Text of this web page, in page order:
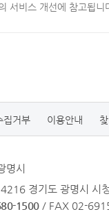
서비스 개선에 참고됩니
집거부 이용안내
명시
경기도 광명시 시
1500 / FAX 02-